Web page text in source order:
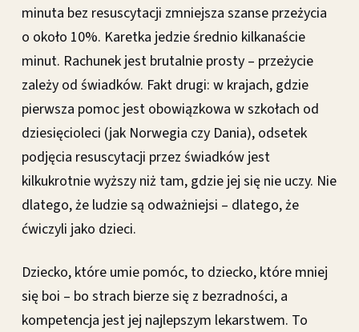
minuta bez resuscytacji zmniejsza szanse przeżycia
o około 10%. Karetka jedzie średnio kilkanaście
minut. Rachunek jest brutalnie prosty – przeżycie
zależy od świadków. Fakt drugi: w krajach, gdzie
pierwsza pomoc jest obowiązkowa w szkołach od
dziesięcioleci (jak Norwegia czy Dania), odsetek
podjęcia resuscytacji przez świadków jest
kilkukrotnie wyższy niż tam, gdzie jej się nie uczy. Nie
dlatego, że ludzie są odważniejsi – dlatego, że
ćwiczyli jako dzieci.
Dziecko, które umie pomóc, to dziecko, które mniej
się boi – bo strach bierze się z bezradności, a
kompetencja jest jej najlepszym lekarstwem. To